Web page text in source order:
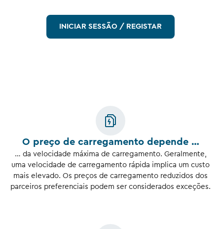
INICIAR SESSÃO / REGISTAR
O preço de carregamento depende …
… da velocidade máxima de carregamento. Geralmente,
uma velocidade de carregamento rápida implica um custo
mais elevado. Os preços de carregamento reduzidos dos
parceiros preferenciais podem ser considerados exceções.